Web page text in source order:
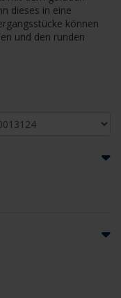
dieses in eine
können
und den runden